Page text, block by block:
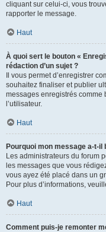
cliquant sur celui-ci, vous
rapporter le message.
Haut
À quoi sert le bouton «
rédaction d’un sujet ?
Il vous permet d’enregistrer
souhaitez finaliser et publier
messages enregistrés
l’utilisateur.
Haut
Pourquoi mon message a-t-il
Les administrateurs du forum
les messages que vous
vous ayez été placé dans un
Pour plus d’informations,
Haut
Comment puis-je remonter